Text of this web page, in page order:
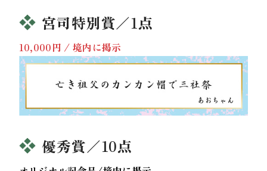
宮司特別賞／1点
10,000円 / 境内に掲示
優秀賞／10点